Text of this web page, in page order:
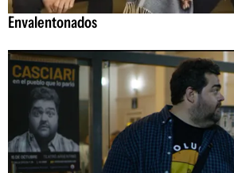
Envalentonados